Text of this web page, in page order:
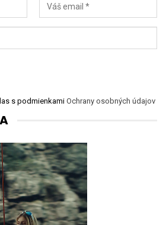
s podmienkami Ochrany osobných údajov